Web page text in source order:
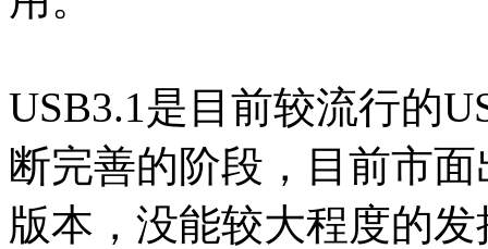
USB3.1是目前较流行的
断完善的阶段，目前市
版本，没能较大程度的